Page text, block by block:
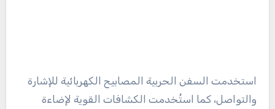
استخدمت السفن الحربية المصابيح الكهربائية للإشارة
والتواصل، كما استُخدمت الكشافات القوية لإضاءة